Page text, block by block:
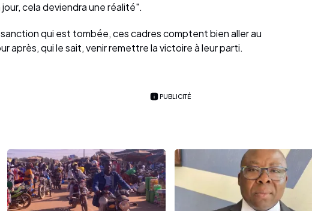
cela deviendra une réalité".
qui est tombée, ces cadres comptent bien aller au
après, qui le sait, venir remettre la victoire à leur parti.
PUBLICITÉ